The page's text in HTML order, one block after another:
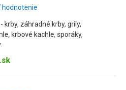
hodnotenie
krby, záhradné krby, grily,
krbové kachle, sporáky,